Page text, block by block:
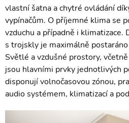
vlastní šatna a chytré ovládání
vypínačům. O příjemné klima se
vzduchu a případně i klimatizace.
s trojskly je maximálně
Světlé a vzdušné prostory,
jsou hlavními prvky jednotlivých
disponují volnočasovou zónou,
audio systémem, klimatizací a